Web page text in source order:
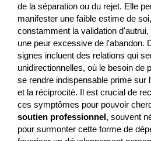
de la séparation ou du rejet. Elle
manifester une faible estime de
constamment la validation d'autrui,
une peur excessive de l'abandon.
signes incluent des relations qui
unidirectionnelles, où le besoin de
se rendre indispensable prime sur
et la réciprocité. Il est crucial de
ces symptômes pour pouvoir
soutien professionnel, souvent
pour surmonter cette forme de